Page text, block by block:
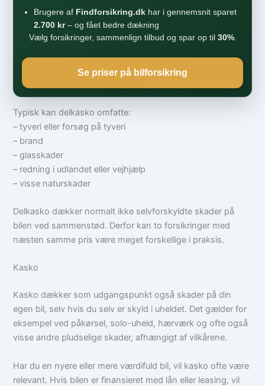
Brugere af Findforsikring.dk har i gennemsnit sparet
2.700 kr– og fået bedre dækning
Vælg forsikringer, sammenlign tilbud og spar op til 30%.
Se priser på bilforsikring
Typisk kan delkasko omfatte:
– tyveri eller forsøg på tyveri
– brand
– glasskader
– redning i udlandet eller vejhjælp
– visse naturskader
Delkasko dækker normalt ikke selvforskyldte skader på
bilen ved sammenstød. Derfor kan to forsikringer med
næsten samme pris være meget forskellige i praksis.
Kasko
Kasko dækker som udgangspunkt også skader på din
egen bil, selv hvis du selv er skyld i uheldet. Det gælder for
eksempel ved påkørsel, solo-uheld, hærværk og ofte også
visse andre pludselige skader, afhængigt af vilkårene.
Har du en nyere eller mere værdifuld bil, vil kasko ofte være
relevant. Hvis bilen er finansieret med lån eller leasing, vil